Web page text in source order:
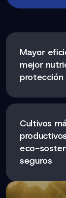
Mayor
mejor
protección
Cultivos
eco-
seguros